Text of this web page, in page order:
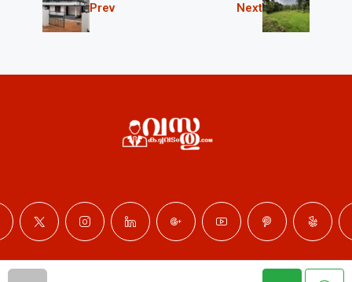
Prev Next
© Professional Properties - All rights reserved